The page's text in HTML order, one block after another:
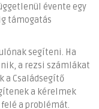
évente egy
támogatás
segíteni. Ha
a rezsi számlákat
a Családsegítő
a kérelmek
a problémát.